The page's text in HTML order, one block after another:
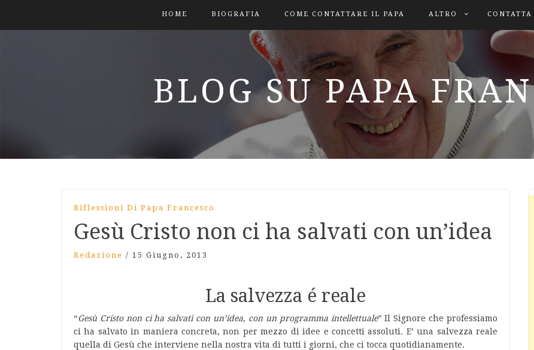
HOME BIOGRAFIA COME CONTATTARE IL PAPA ALTRO
BLOG SU PAPA
Riflessioni Di Papa Francesco
Gesù Cristo non ci ha salvati con un’idea
Redazione / 15 Giugno, 2013
La salvezza é reale
“Gesù Cristo non ci ha salvati con un’idea, con un programma intellettuale” Il Signore che professiamo
ci ha salvato in maniera concreta, non per mezzo di idee e concetti assoluti. E’ una salvezza reale
quella di Gesù che interviene nella nostra vita di tutti i giorni, che ci tocca quotidianamente.